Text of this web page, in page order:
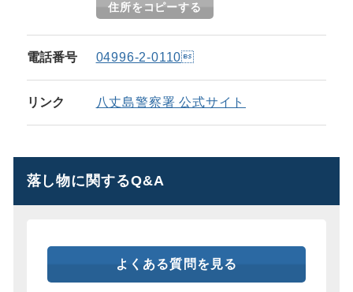
住所をコピーする
電話番号 04996-2-0110
リンク 八丈島警察署 公式サイト
落し物に関するQ&A
よくある質問を見る